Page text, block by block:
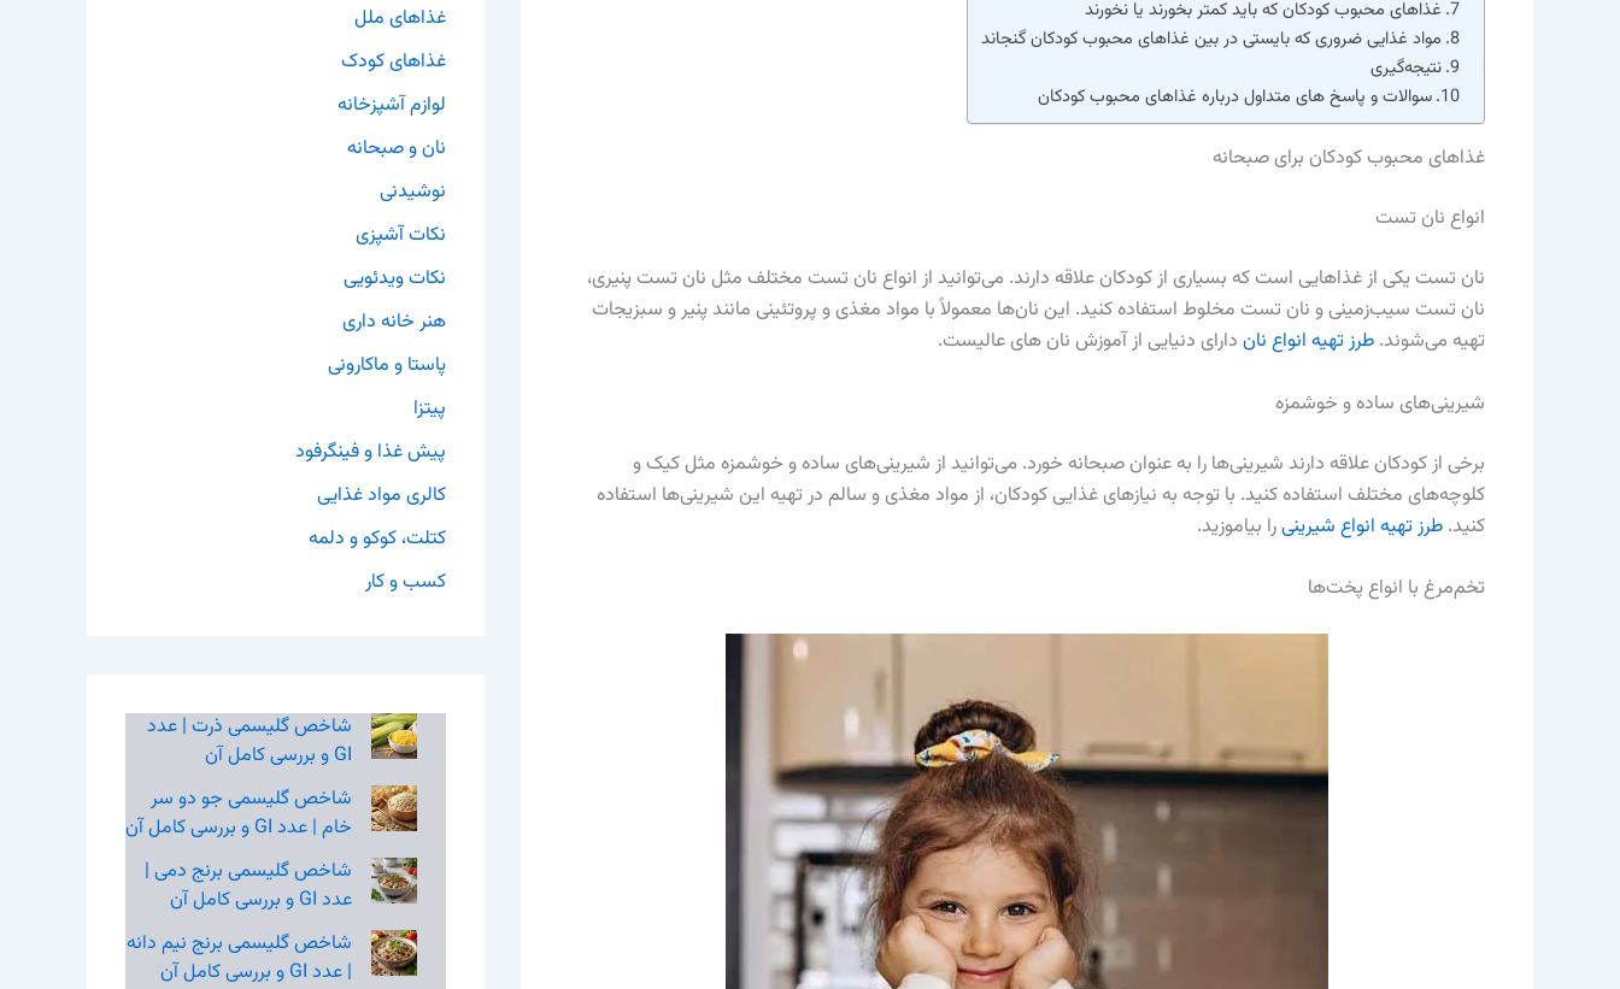
غذاهای محبوب کودکان که باید کمتر بخورند یا نخورند
مواد غذایی ضروری که بایستی در بین غذاهای محبوب کودکان گنجاند
نتیجه‌گیری
سوالات و پاسخ های متداول درباره غذاهای محبوب کودکان
غذاهای محبوب کودکان برای صبحانه
انواع نان تست
نان تست یکی از غذاهایی است که بسیاری از کودکان علاقه دارند. می‌توانید از انواع نان تست مختلف مثل نان تست پنیری،
نان تست سیب‌زمینی و نان تست مخلوط استفاده کنید. این نان‌ها معمولاً با مواد مغذی و پروتئینی مانند پنیر و سبزیجات
تهیه می‌شوند. طرز تهیه انواع نان دارای دنیایی از آموزش نان های عالیست.
شیرینی‌های ساده و خوشمزه
برخی از کودکان علاقه دارند شیرینی‌ها را به عنوان صبحانه خورد. می‌توانید از شیرینی‌های ساده و خوشمزه مثل کیک و
کلوچه‌های مختلف استفاده کنید. با توجه به نیازهای غذایی کودکان، از مواد مغذی و سالم در تهیه این شیرینی‌ها استفاده
کنید. طرز تهیه انواع شیرینیرا بیاموزید.
تخم‌مرغ با انواع پخت‌ها
غذاهای ملل
غذاهای کودک
لوازم آشپزخانه
نان و صبحانه
نوشیدنی
نکات آشپزی
نکات ویدئویی
هنر خانه داری
پاستا و ماکارونی
پیتزا
پیش غذا و فینگرفود
کالری مواد غذایی
کتلت، کوکو و دلمه
کسب و کار
شاخص گلیسمی ذرت | عدد
GI و بررسی کامل آن
شاخص گلیسمی جو دو سر
خام | عدد GI و بررسی کامل آن
شاخص گلیسمی برنج دمی |
عدد GI و بررسی کامل آن
شاخص گلیسمی برنج نیم‌ دانه
| عدد GI و بررسی کامل آن